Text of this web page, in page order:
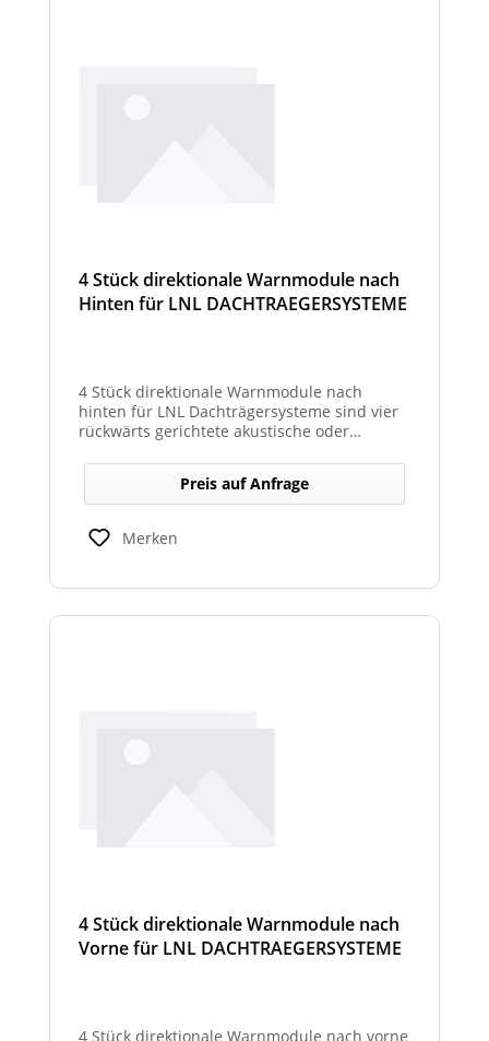
4 Stück direktionale Warnmodule nach
Hinten für LNL DACHTRAEGERSYSTEME
4 Stück direktionale Warnmodule nach
hinten für LNL Dachträgersysteme sind vier
rückwärts gerichtete akustische oder
montiert werden, um gezielte Warnsignale
nach hinten auszugeben. Sie verbessern die
Sicht‑ und Hörbarkeit von Warnhinweisen im
Heckbereich und erhöhen so die Sicherheit
bei Rückwärts‑ oder Einsatzfahrten.
Preis auf Anfrage
Merken
4 Stück direktionale Warnmodule nach
Vorne für LNL DACHTRAEGERSYSTEME
4 Stück direktionale Warnmodule nach vorne